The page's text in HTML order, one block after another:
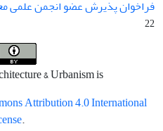
فراخوان پذیرش عضو انجمن علمی
22
& Urbanism is
Attribution 4.0 International
.